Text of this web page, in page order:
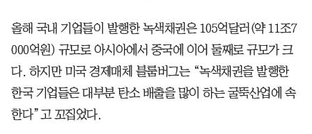
올해 국내 기업들이 발행한 녹색채권은 105억달러(약 11조7
000억원) 규모로 아시아에서 중국에 이어 둘째로 규모가 크
다. 하지만 미국 경제매체 블룸버그는 “녹색채권을 발행한
한국 기업들은 대부분 탄소 배출을 많이 하는 굴뚝산업에 속
한다”고 꼬집었다.